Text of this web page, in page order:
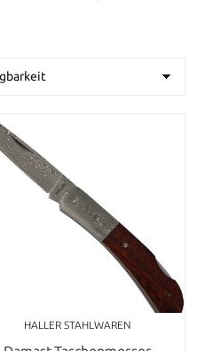
HALLER STAHLWAREN